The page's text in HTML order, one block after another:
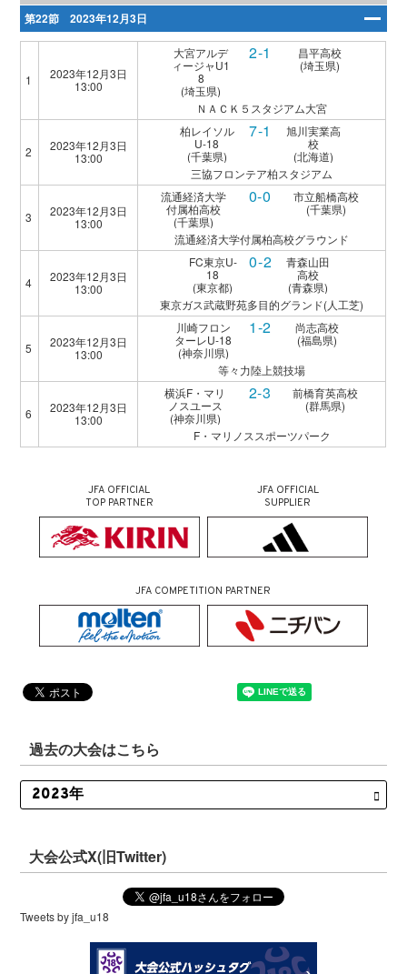
第22節 2023年12月3日
1
2023年12月3日
13:00
大宮アルデ
ィージャU1
8
(埼玉県)
2-1
昌平高校
(埼玉県)
ＮＡＣＫ５スタジアム大宮
2
2023年12月3日
13:00
柏レイソル
U-18
(千葉県)
7-1
旭川実業高
校
(北海道)
三協フロンテア柏スタジアム
3
2023年12月3日
13:00
流通経済大学
付属柏高校
(千葉県)
0-0
市立船橋高校
(千葉県)
流通経済大学付属柏高校グラウンド
4
2023年12月3日
13:00
FC東京U-
18
(東京都)
0-2
青森山田
高校
(青森県)
東京ガス武蔵野苑多目的グランド(人工芝)
5
2023年12月3日
13:00
川崎フロン
ターレU-18
(神奈川県)
1-2
尚志高校
(福島県)
等々力陸上競技場
6
2023年12月3日
13:00
横浜F・マリ
ノスユース
(神奈川県)
2-3
前橋育英高校
(群馬県)
F・マリノススポーツパーク
JFA OFFICIAL
TOP PARTNER
JFA OFFICIAL
SUPPLIER
JFA COMPETITION PARTNER
過去の大会はこちら
大会公式X(旧Twitter)
Tweets by jfa_u18